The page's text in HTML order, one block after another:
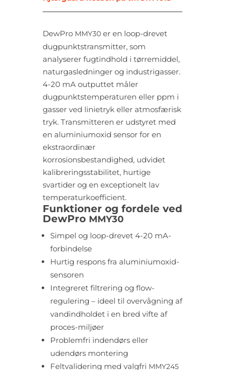
DewPro MMY30er en loop-drevet
dugpunktstransmitter, som
analyserer fugtindhold i tørremiddel,
naturgasledninger og industrigasser.
4-20 mA outputtet måler
dugpunktstemperaturen eller ppm i
gasser ved linietryk eller atmosfærisk
tryk. Transmitteren er udstyret med
en aluminiumoxid sensor for en
ekstraordinær
korrosionsbestandighed, udvidet
kalibreringsstabilitet, hurtige
svartider og en exceptionelt lav
temperaturkoefficient.
Funktioner og fordele ved
DewPro MMY30
Simpel og loop-drevet 4-20 mA-
forbindelse
Hurtig respons fra aluminiumoxid-
sensoren
Integreret filtrering og flow-
regulering – ideel til overvågning af
vandindholdet i en bred vifte af
proces-miljøer
Problemfri indendørs eller
udendørs montering
Feltvalidering med valgfri MMY245